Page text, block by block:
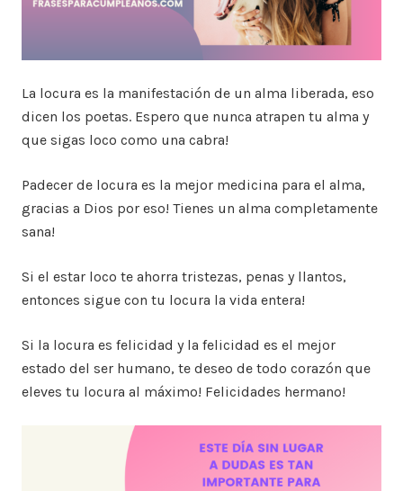
La locura es la manifestación de un alma liberada, eso
dicen los poetas. Espero que nunca atrapen tu alma y
que sigas loco como una cabra!
Padecer de locura es la mejor medicina para el alma,
gracias a Dios por eso! Tienes un alma completamente
sana!
Si el estar loco te ahorra tristezas, penas y llantos,
entonces sigue con tu locura la vida entera!
Si la locura es felicidad y la felicidad es el mejor
estado del ser humano, te deseo de todo corazón que
eleves tu locura al máximo! Felicidades hermano!